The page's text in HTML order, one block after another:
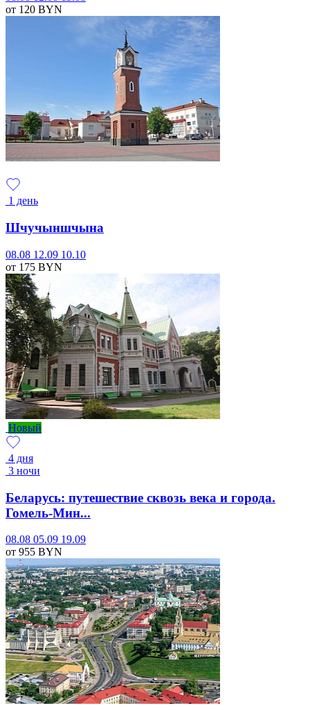
от 120 BYN
1 день
Шчучыншчына
08.08 12.09 10.10
от 175 BYN
Новый
4 дня
3 ночи
Беларусь: путешествие сквозь века и города.
Гомель-Мин...
08.08 05.09 19.09
от 955 BYN